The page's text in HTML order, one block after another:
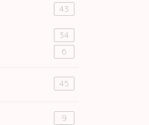
43
34
6
45
9